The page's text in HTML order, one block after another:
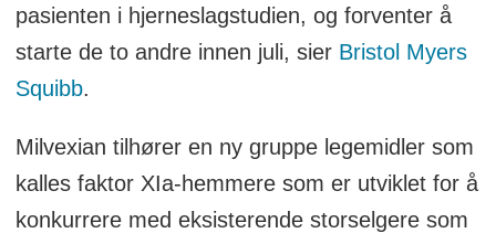
pasienten i hjerneslagstudien, og forventer å
starte de to andre innen juli, sier Bristol Myers
Squibb.
Milvexian tilhører en ny gruppe legemidler som
kalles faktor XIa-hemmere som er utviklet for å
konkurrere med eksisterende storselgere som